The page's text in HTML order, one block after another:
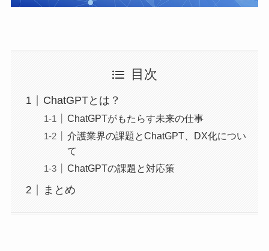
目次
ChatGPTとは？
ChatGPTがもたらす未来の仕事
介護業界の課題とChatGPT、DX化につい
て
ChatGPTの課題と対応策
まとめ